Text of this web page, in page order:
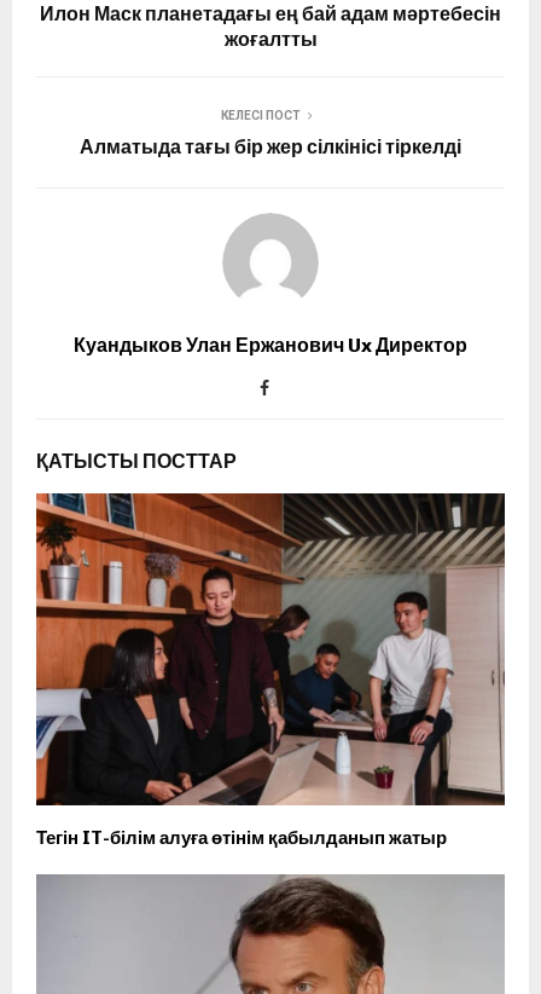
Илон Маск планетадағы ең бай адам мәртебесін
жоғалтты
КЕЛЕСІ ПОСТ
Алматыда тағы бір жер сілкінісі тіркелді
Куандыков Улан Ержанович Ux Директор
ҚАТЫСТЫ ПОСТТАР
Тегін IT-білім алуға өтінім қабылданып жатыр